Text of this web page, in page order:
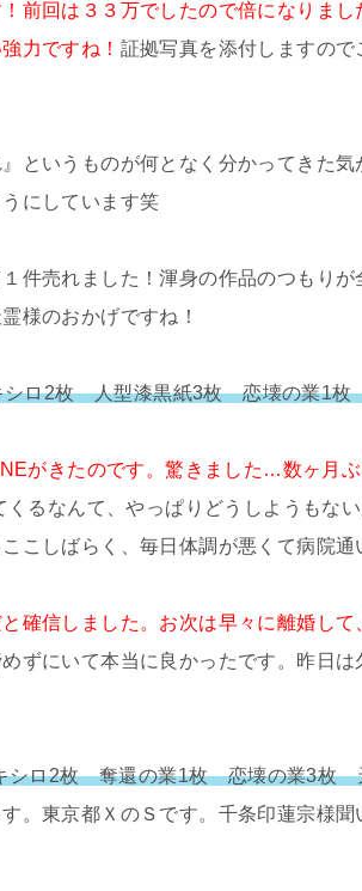
前回は３３万でしたので倍になりま
力ですね！ 証拠写真を添付しますの
というものが何となく分かってきた
にしています笑
件売れました！渾身の作品のつもり
霊様のおかげですね！
ロ2枚 人型漆黒紙3枚 恋壊の業1
がきたのです。驚きました…数ヶ月
るなんて、やっぱりどうしようもな
こしばらく、毎日体調が悪くて病院通
確信しました。お次は早々に離婚して
ずにいて本当に良かったです。昨日
ロ2枚 奪還の業1枚 恋壊の業3枚
。東京都ＸのＳです。千条印蓮宗様